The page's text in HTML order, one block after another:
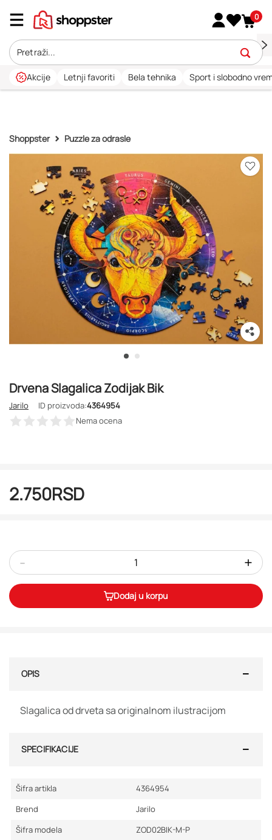
0
Akcije Letnji favoriti Bela tehnika Sport i slobodno
Shoppster Puzzle za odrasle
Drvena Slagalica Zodijak Bik
Jarilo ID proizvoda:4364954
Nema ocena
2.750RSD
- +
Dodaj u korpu
OPIS
Slagalica od drveta sa originalnom ilustracijom
SPECIFIKACIJE
Šifra artikla
4364954
Brend
Jarilo
Šifra modela
ZOD02BIK-M-P